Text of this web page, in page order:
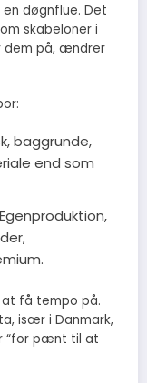
en døgnflue. Det
skabeloner i
dem på, ændrer
baggrunde,
end som
at få tempo på.
især i Danmark,
“for pænt til at